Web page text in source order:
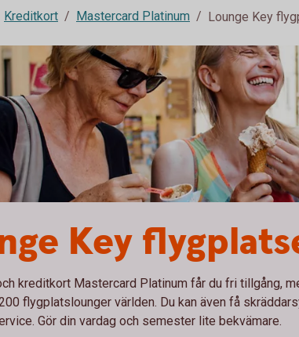
Kreditkort Mastercard Platinum Lounge Key
Key
kreditkort Mastercard Platinum får du fri tillgång,
flygplatslounger världen. Du kan även få
Gör din vardag och semester lite bekvämare.